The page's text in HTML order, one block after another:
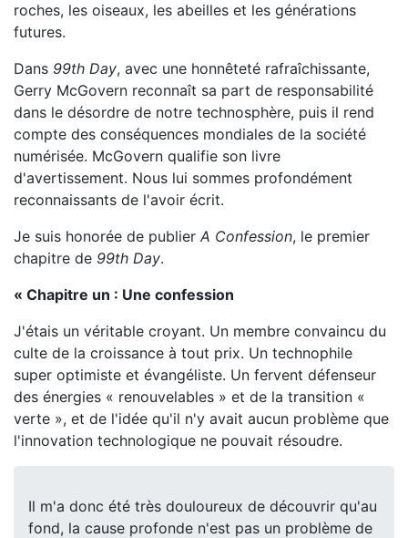
roches, les oiseaux, les abeilles et les générations
futures.
Dans 99th Day, avec une honnêteté rafraîchissante,
Gerry McGovern reconnaît sa part de responsabilité
dans le désordre de notre technosphère, puis il rend
compte des conséquences mondiales de la société
numérisée. McGovern qualifie son livre
d'avertissement. Nous lui sommes profondément
reconnaissants de l'avoir écrit.
Je suis honorée de publier A Confession, le premier
chapitre de 99th Day.
« Chapitre un : Une confession
J'étais un véritable croyant. Un membre convaincu du
culte de la croissance à tout prix. Un technophile
super optimiste et évangéliste. Un fervent défenseur
des énergies « renouvelables » et de la transition «
verte », et de l'idée qu'il n'y avait aucun problème que
l'innovation technologique ne pouvait résoudre.
Il m'a donc été très douloureux de découvrir qu'au
fond, la cause profonde n'est pas un problème de